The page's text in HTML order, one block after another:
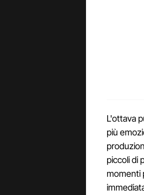
L'ottava
più
piccoli di
momenti